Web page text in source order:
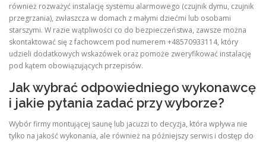
również rozważyć instalację systemu alarmowego (czujnik dymu, czujnik
przegrzania), zwłaszcza w domach z małymi dziećmi lub osobami
starszymi. W razie wątpliwości co do bezpieczeństwa, zawsze można
skontaktować się z fachowcem pod numerem +48570933114, który
udzieli dodatkowych wskazówek oraz pomoże zweryfikować instalację
pod kątem obowiązujących przepisów.
Jak wybrać odpowiedniego wykonawcę
i jakie pytania zadać przy wyborze?
Wybór firmy montującej saunę lub jacuzzi to decyzja, która wpływa nie
tylko na jakość wykonania, ale również na późniejszy serwis i dostęp do